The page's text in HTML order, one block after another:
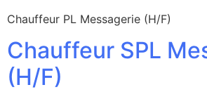
Chauffeur PL Messagerie (H/F)
Chauffeur SPL
(H/F)